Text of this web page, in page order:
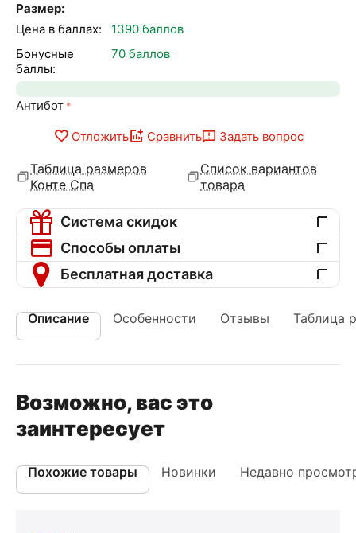
Размер:
Цена в баллах:
1390 баллов
Бонусные
баллы:
70 баллов
Антибот
Отложить Сравнить Задать вопрос
Таблица размеров
Конте Спа
Список вариантов
товара
Система скидок
Способы оплаты
Бесплатная доставка
Описание Особенности Отзывы Таблица
Возможно, вас это
заинтересует
Похожие товары Новинки Недавно